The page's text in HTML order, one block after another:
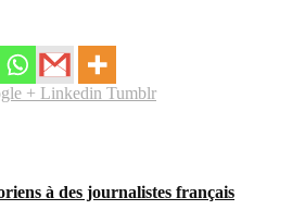
+ Linkedin Tumblr
à des journalistes français